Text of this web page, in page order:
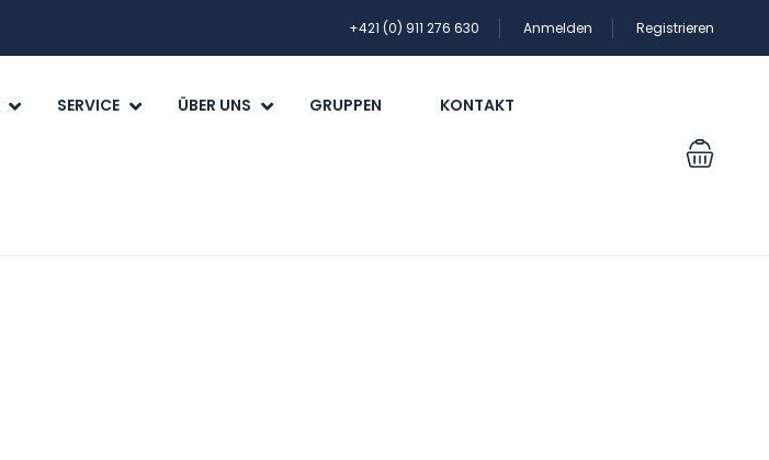
+421 (0) 911 276 630 Anmelden Registrieren
SERVICE ÜBER UNS GRUPPEN KONTAKT